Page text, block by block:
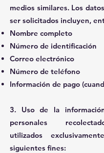
medios similares. Los
ser solicitados incluyen,
Nombre completo
Número de identificación
Correo electrónico
Número de teléfono
Información de pago
3. Uso de la
personales
utilizados
siguientes fines: